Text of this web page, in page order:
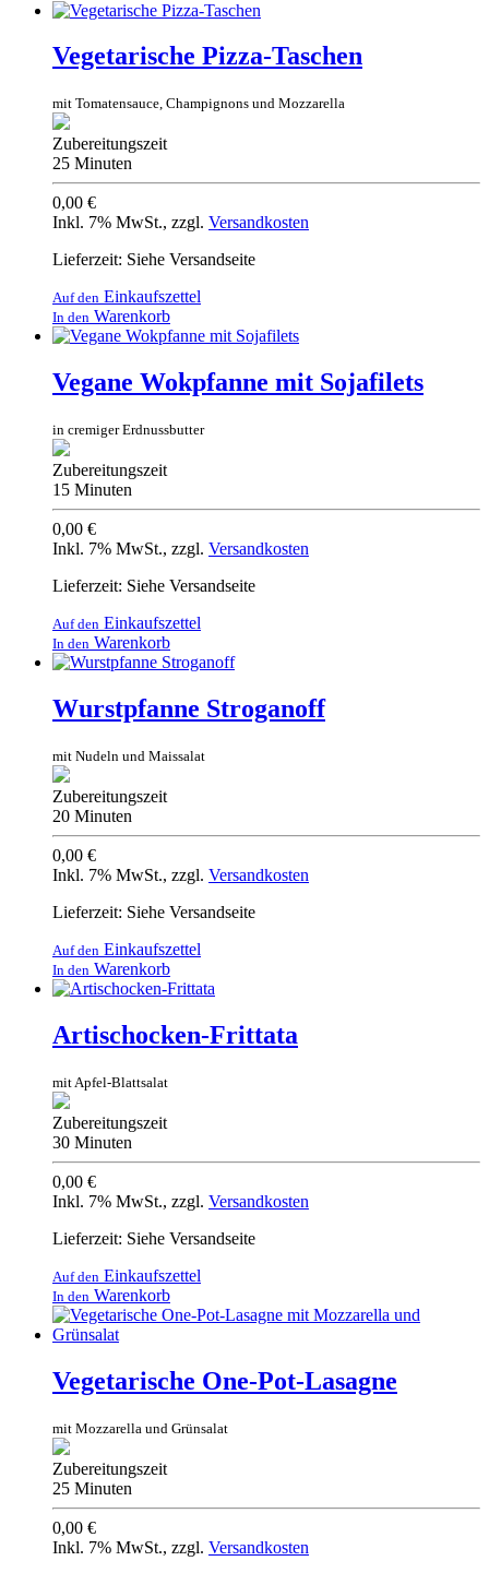
Vegetarische Pizza-Taschen
mit Tomatensauce, Champignons und Mozzarella
Zubereitungszeit
25 Minuten
0,00 €
Inkl. 7% MwSt., zzgl. Versandkosten
Lieferzeit: Siehe Versandseite
Auf den Einkaufszettel
In den Warenkorb
Vegane Wokpfanne mit Sojafilets
in cremiger Erdnussbutter
Zubereitungszeit
15 Minuten
0,00 €
Inkl. 7% MwSt., zzgl. Versandkosten
Lieferzeit: Siehe Versandseite
Auf den Einkaufszettel
In den Warenkorb
Wurstpfanne Stroganoff
mit Nudeln und Maissalat
Zubereitungszeit
20 Minuten
0,00 €
Inkl. 7% MwSt., zzgl. Versandkosten
Lieferzeit: Siehe Versandseite
Auf den Einkaufszettel
In den Warenkorb
Artischocken-Frittata
mit Apfel-Blattsalat
Zubereitungszeit
30 Minuten
0,00 €
Inkl. 7% MwSt., zzgl. Versandkosten
Lieferzeit: Siehe Versandseite
Auf den Einkaufszettel
In den Warenkorb
Vegetarische One-Pot-Lasagne
mit Mozzarella und Grünsalat
Zubereitungszeit
25 Minuten
0,00 €
Inkl. 7% MwSt., zzgl. Versandkosten